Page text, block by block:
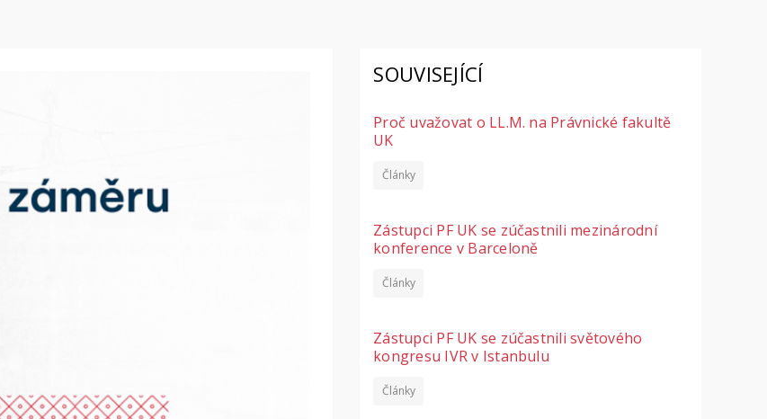
SOUVISEJÍCÍ
Proč uvažovat o LL.M. na Právnické fakultě
UK
Články
Zástupci PF UK se zúčastnili mezinárodní
konference v Barceloně
Články
Zástupci PF UK se zúčastnili světového
kongresu IVR v Istanbulu
Články